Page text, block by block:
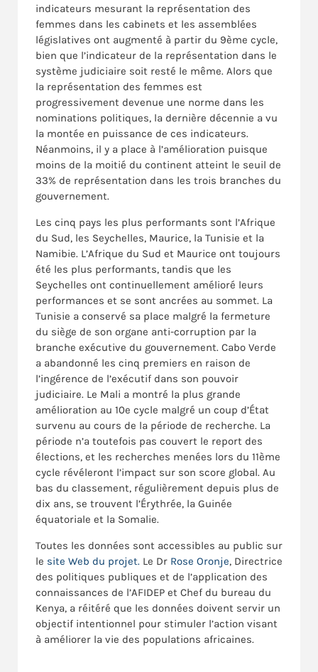
indicateurs mesurant la représentation des
femmes dans les cabinets et les assemblées
législatives ont augmenté à partir du 9ème cycle,
bien que l’indicateur de la représentation dans le
système judiciaire soit resté le même. Alors que
la représentation des femmes est
progressivement devenue une norme dans les
nominations politiques, la dernière décennie a vu
la montée en puissance de ces indicateurs.
Néanmoins, il y a place à l’amélioration puisque
moins de la moitié du continent atteint le seuil de
33% de représentation dans les trois branches du
gouvernement.
Les cinq pays les plus performants sont l’Afrique
du Sud, les Seychelles, Maurice, la Tunisie et la
Namibie. L’Afrique du Sud et Maurice ont toujours
été les plus performants, tandis que les
Seychelles ont continuellement amélioré leurs
performances et se sont ancrées au sommet. La
Tunisie a conservé sa place malgré la fermeture
du siège de son organe anti-corruption par la
branche exécutive du gouvernement. Cabo Verde
a abandonné les cinq premiers en raison de
l’ingérence de l’exécutif dans son pouvoir
judiciaire. Le Mali a montré la plus grande
amélioration au 10e cycle malgré un coup d’État
survenu au cours de la période de recherche. La
période n’a toutefois pas couvert le report des
élections, et les recherches menées lors du 11ème
cycle révéleront l’impact sur son score global. Au
bas du classement, régulièrement depuis plus de
dix ans, se trouvent l’Érythrée, la Guinée
équatoriale et la Somalie.
Toutes les données sont accessibles au public sur
le site Web du projet. Le Dr Rose Oronje, Directrice
des politiques publiques et de l’application des
connaissances de l’AFIDEP et Chef du bureau du
Kenya, a réitéré que les données doivent servir un
objectif intentionnel pour stimuler l’action visant
à améliorer la vie des populations africaines.